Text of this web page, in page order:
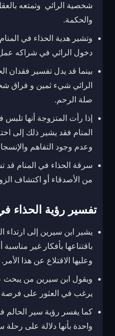
شخصية الرائي وتمتعه
والحكمة.
وتشير هدية الحذاء في
دخول الرائي في شراكه
بينما قد يدل تفسير فقدان
الرائي شيء ثمين و فراق
صلة الرحم.
إذا رأت المتزوجة أنها
المنام فقد يشير ذلك إلى
وعدم وجود التفاهم
سرقة الحذاء في المنام قد
من الأصدقاء أو اكتشاف
تفسير رؤية الحذاء
يشير ابن سيرين إلى ارتداء
باقتناعها بأفكار غير
وعليها الاقتلاع عن هذا الأمر.
ويقول ابن سيرين من يبحث
يرغب في العثور على فرصة
كما يفسر رؤية سير الحالم
واحدة بأنها دلالة على